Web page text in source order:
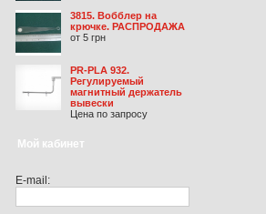
3815. Вобблер на
крючке. РАСПРОДАЖА
от 5 грн
PR-PLA 932.
Регулируемый
магнитный держатель
вывески
Цена по запросу
Мой кабинет
E-mail: